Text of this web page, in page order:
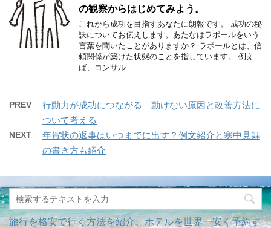
の観察からはじめてみよう。
これから成功を目指すあなたに朗報です。 成功の秘
訣についてお伝えします。あたなはラポールをいう
言葉を聞いたことがありますか？ ラポールとは、信
頼関係が築けた状態のことを指しています。 例え
ば、コンサル …
PREV
行動力が成功につながる 動けない原因と改善方法に
ついて考える
NEXT
年賀状の返事はいつまでに出す？例文紹介と寒中見舞
の書き方も紹介
旅行を格安で行く方法を紹介。ホテルを世界一安く予約す